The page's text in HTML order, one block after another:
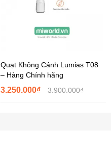
Quạt Không Cánh Lumias T08
– Hàng Chính hãng
3.250.000₫ 3.900.000₫